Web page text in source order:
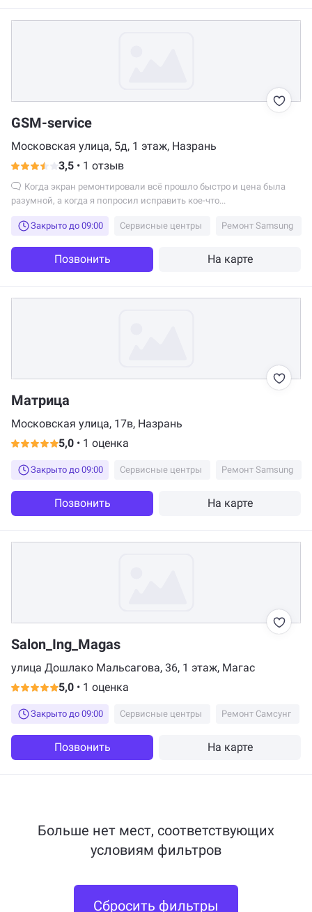
GSM-service
Московская улица, 5д, 1 этаж, Назрань
3,5 • 1 отзыв
разумной, а когда я попросил исправить кое-что...
Закрыто до 09:00 Сервисные центры Ремонт Samsung
Позвонить На карте
Матрица
Московская улица, 17в, Назрань
5,0 • 1 оценка
Закрыто до 09:00 Сервисные центры Ремонт Samsung
Позвонить На карте
Salon_Ing_Magas
улица Дошлако Мальсагова, 36, 1 этаж, Магас
5,0 • 1 оценка
Закрыто до 09:00 Сервисные центры Ремонт Самсунг
Позвонить На карте
Больше нет мест, соответствующих
условиям фильтров
Сбросить фильтры